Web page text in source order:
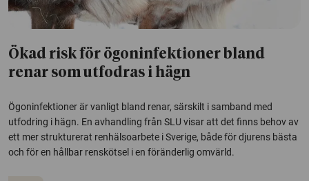
Ökad risk för ögoninfektioner bland
renar som utfodras i hägn
Ögoninfektioner är vanligt bland renar, särskilt i samband med
utfodring i hägn. En avhandling från SLU visar att det finns behov av
ett mer strukturerat renhälsoarbete i Sverige, både för djurens bästa
och för en hållbar renskötsel i en föränderlig omvärld.